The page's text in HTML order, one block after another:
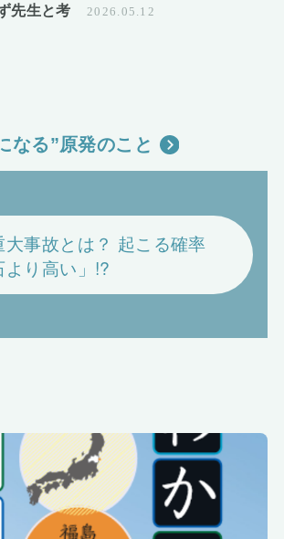
先生と考
2026.05.12
なる”原発のこと
大事故とは？ 起こる確率
より高い」!?